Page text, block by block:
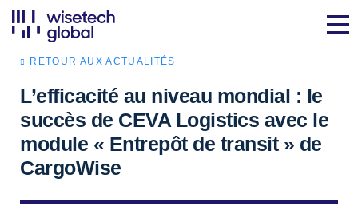
RETOUR AUX ACTUALITÉS
L’efficacité au niveau mondial : le
succès de CEVA Logistics avec le
module « Entrepôt de transit » de
CargoWise